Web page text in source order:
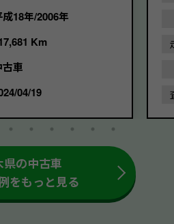
成18年/2006年
Km
古車
04/19
県の中古車
をもっと見る